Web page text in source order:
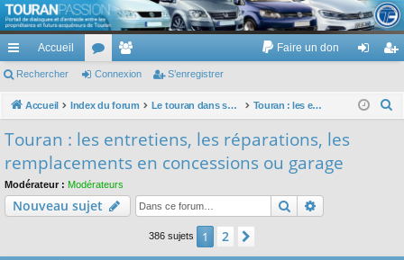
TouranPassion
Le forum des propriétaires ou futurs acquéreurs du Volkswagen Touran
cc
ès
de
Accueil
or
u
e
m
es
Faire un don
ne nr
Rechercher Connexion S’enregistrer
Accueil Index du forum Le touran dans ses versions I (V1 V2 V3) et II ... Touran : les entretiens, les réparations, les remplacements en concessions ou garage
Touran : les entretiens, les réparations, les
remplacements en concessions ou garage
Modérateur : Modérateurs
Nouveau sujet Rechercher
386 sujets 1 2